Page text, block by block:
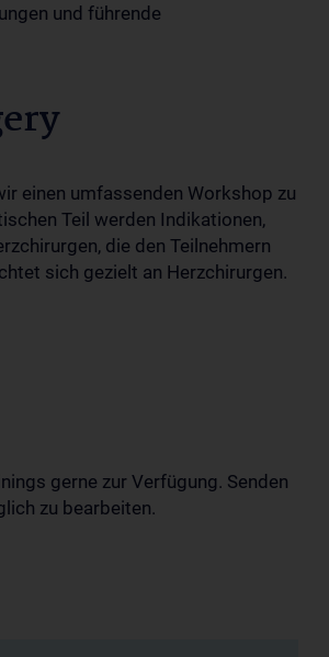
und führende
einen umfassenden Workshop zu
Teil werden Indikationen,
die den Teilnehmern
sich gezielt an Herzchirurgen.
gerne zur Verfügung. Senden
zu bearbeiten.